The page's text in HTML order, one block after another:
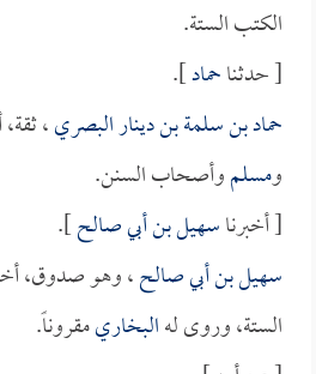
الكتب الستة.
[ حدثناحماد].
حماد بن سلمة بن دينار البصري،
ومسلموأصحاب السنن.
[ أخبرناسهيل بن أبي صالح].
سهيل بن أبي صالح، وهو صدوق،
الستة، وروى لهالبخاريمقروناً.